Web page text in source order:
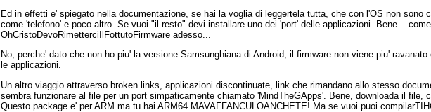
Ed in effetti e' spiegato nella documentazione, se hai la voglia di leggertela tutta, che con l'OS non
come 'telefono' e poco altro. Se vuoi "il resto" devi installare uno dei 'port' delle applicazioni. Bene...
OhCristoDevoRimetterciIlFottutoFirmware adesso...
No, perche' dato che non ho piu' la versione Samsunghiana di Android, il firmware non viene piu'
le applicazioni.
Un altro viaggio attraverso broken links, applicazioni discontinuate, link che rimandano allo stesso
sembra funzionare al file per un port simpaticamente chiamato 'MindTheGApps'. Bene, downloada il
Questo package e' per ARM ma tu hai ARM64 MAVAFFANCULOANCHETE! Ma se vuoi puoi